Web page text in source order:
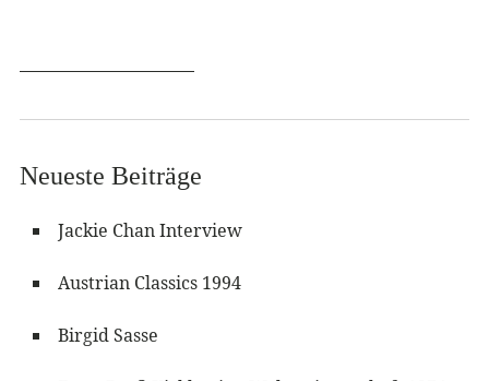
Neueste Beiträge
Jackie Chan Interview
Austrian Classics 1994
Birgid Sasse